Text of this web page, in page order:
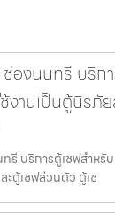
องนนทรี บริก
ช้งานเป็นตู้นิรภั
บริการตู้เซฟสำหรับ
ตู้เซฟส่วนตัว ตู้เซ